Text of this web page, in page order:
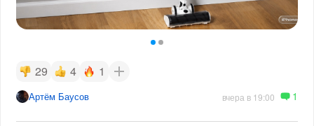
29 4 1
Артём Баусов вчера в 19:00 1